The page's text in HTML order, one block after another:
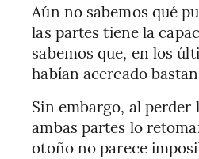
Aún no sabemos qué
las partes tiene la
sabemos que, en los
habían acercado
Sin embargo, al perder
ambas partes lo
otoño no parece